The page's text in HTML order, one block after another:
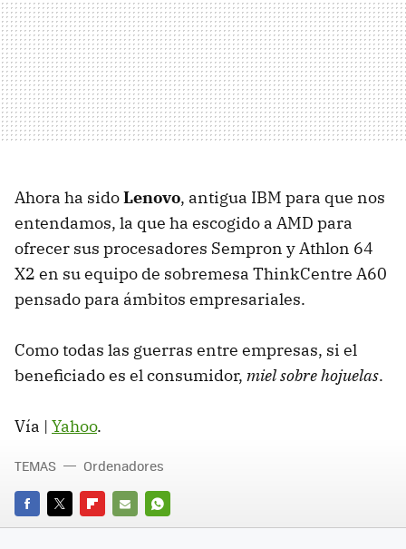
Ahora ha sidoLenovo, antigua IBM para que nos
entendamos, la que ha escogido a AMD para
ofrecer sus procesadores Sempron y Athlon 64
X2 en su equipo de sobremesa ThinkCentre A60
pensado para ámbitos empresariales.
Como todas las guerras entre empresas, si el
beneficiado es el consumidor, miel sobre hojuelas.
Vía | Yahoo.
FACEBOOK
TWITTERFLIPBOARD
E-
WHATSAPP
TEMAS Ordenadores